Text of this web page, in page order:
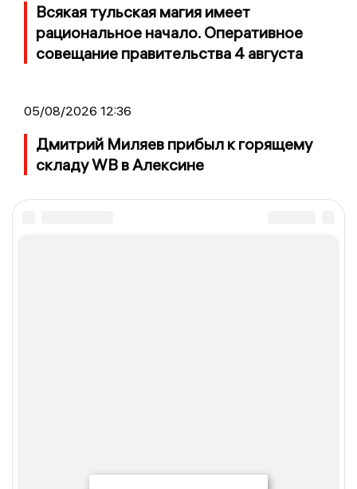
Всякая тульская магия имеет
рациональное начало. Оперативное
совещание правительства 4 августа
05/08/2026 12:36
Дмитрий Миляев прибыл к горящему
складу WB в Алексине